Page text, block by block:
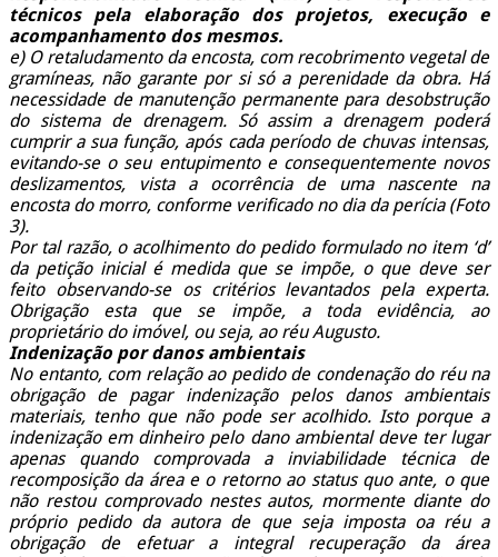
técnicos pela elaboração dos projetos, execução e
acompanhamento dos mesmos.
e) O retaludamento da encosta, com recobrimento vegetal de
gramíneas, não garante por si só a perenidade da obra. Há
necessidade de manutenção permanente para desobstrução
do sistema de drenagem. Só assim a drenagem poderá
cumprir a sua função, após cada período de chuvas intensas,
evitando-se o seu entupimento e consequentemente novos
deslizamentos, vista a ocorrência de uma nascente na
encosta do morro, conforme verificado no dia da perícia (Foto
3).
Por tal razão, o acolhimento do pedido formulado no item ‘d’
da petição inicial é medida que se impõe, o que deve ser
feito observando-se os critérios levantados pela experta.
Obrigação esta que se impõe, a toda evidência, ao
proprietário do imóvel, ou seja, ao réu Augusto.
Indenização por danos ambientais
No entanto, com relação ao pedido de condenação do réu na
obrigação de pagar indenização pelos danos ambientais
materiais, tenho que não pode ser acolhido. Isto porque a
indenização em dinheiro pelo dano ambiental deve ter lugar
apenas quando comprovada a inviabilidade técnica de
recomposição da área e o retorno ao status quo ante, o que
não restou comprovado nestes autos, mormente diante do
próprio pedido da autora de que seja imposta oa réu a
obrigação de efetuar a integral recuperação da área